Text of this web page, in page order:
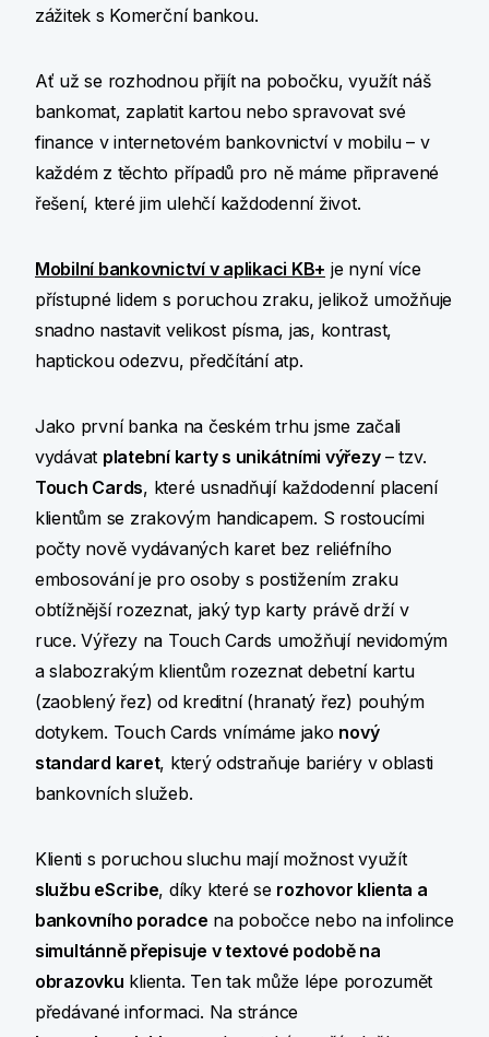
zážitek s Komerční bankou.
Ať už se rozhodnou přijít na pobočku, využít náš
bankomat, zaplatit kartou nebo spravovat své
finance v internetovém bankovnictví v mobilu – v
každém z těchto případů pro ně máme připravené
řešení, které jim ulehčí každodenní život.
Mobilní bankovnictví v aplikaci KB+ je nyní více
přístupné lidem s poruchou zraku, jelikož umožňuje
snadno nastavit velikost písma, jas, kontrast,
haptickou odezvu, předčítání atp.
Jako první banka na českém trhu jsme začali
vydávat platební karty s unikátními výřezy– tzv.
Touch Cards, které usnadňují každodenní placení
klientům se zrakovým handicapem. S rostoucími
počty nově vydávaných karet bez reliéfního
embosování je pro osoby s postižením zraku
obtížnější rozeznat, jaký typ karty právě drží v
ruce. Výřezy na Touch Cards umožňují nevidomým
a slabozrakým klientům rozeznat debetní kartu
(zaoblený řez) od kreditní (hranatý řez) pouhým
dotykem. Touch Cards vnímáme jako nový
standard karet, který odstraňuje bariéry v oblasti
bankovních služeb.
Klienti s poruchou sluchu mají možnost využít
službu eScribe, díky které se rozhovor klienta a
bankovního poradce na pobočce nebo na infolince
simultánně přepisuje v textové podobě na
obrazovku klienta. Ten tak může lépe porozumět
předávané informaci. Na stránce